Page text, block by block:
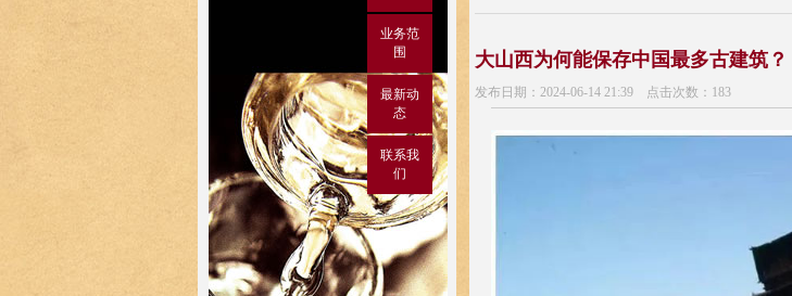
业务范
围
最新动
态
联系我
们
大山西为何能保存中国最多古建筑？
发布日期：2024-06-14 21:39 点击次数：183